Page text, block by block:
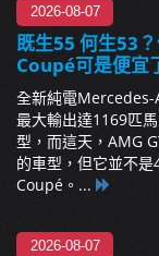
2026-08-07
既生55 何生53
Coupé可是便宜
全新純電Mercedes-
最大輸出達1169匹
型，而這天，AMG
的車型，但它並不
Coupé。...
2026-08-07